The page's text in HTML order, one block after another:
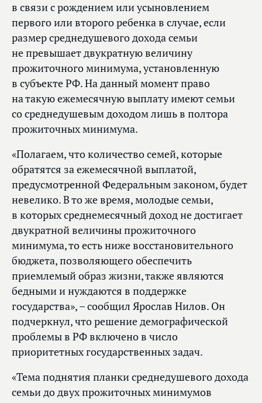
в связи с рождением или усыновлением
первого или второго ребенка в случае, если
размер среднедушевого дохода семьи
не превышает двукратную величину
прожиточного минимума, установленную
в субъекте РФ. На данный момент право
на такую ежемесячную выплату имеют семьи
со среднедушевым доходом лишь в полтора
прожиточных минимума.
«Полагаем, что количество семей, которые
обратятся за ежемесячной выплатой,
предусмотренной Федеральным законом, будет
невелико. В то же время, молодые семьи,
в которых среднемесячный доход не достигает
двукратной величины прожиточного
минимума, то есть ниже восстановительного
бюджета, позволяющего обеспечить
приемлемый образ жизни, также являются
бедными и нуждаются в поддержке
государства», – сообщил Ярослав Нилов. Он
подчеркнул, что решение демографической
проблемы в РФ включено в число
приоритетных государственных задач.
«Тема поднятия планки среднедушевого дохода
семьи до двух прожиточных минимумов